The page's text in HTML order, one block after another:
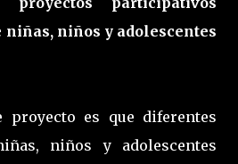
niñas, niños y adolescentes
proyecto es que diferentes
niños y adolescentes